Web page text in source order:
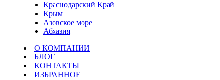
Краснодарский Край
Крым
Азовское море
Абхазия
О КОМПАНИИ
БЛОГ
КОНТАКТЫ
ИЗБРАННОЕ